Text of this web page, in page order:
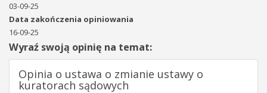
03-09-25
Data zakończenia opiniowania
16-09-25
Wyraź swoją opinię na temat:
Opinia o ustawa o zmianie ustawy o
kuratorach sądowych